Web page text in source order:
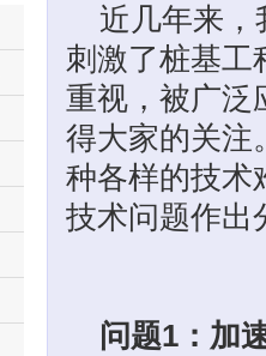
近几年来，
刺激了桩基工
重视，被广泛
得大家的关注
种各样的技术
技术问题作出
问题1：加